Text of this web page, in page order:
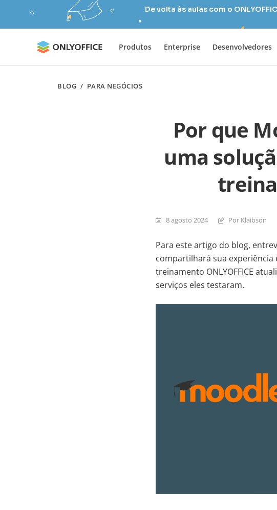
De volta às aulas com o
Produtos Enterprise Desenvolvedores
BLOG / PARA NEGÓCIOS
Por que
uma
8 agosto 2024 Por Klaibson
Para este artigo do blog,
compartilhará sua experiência
treinamento ONLYOFFICE
serviços eles testaram.